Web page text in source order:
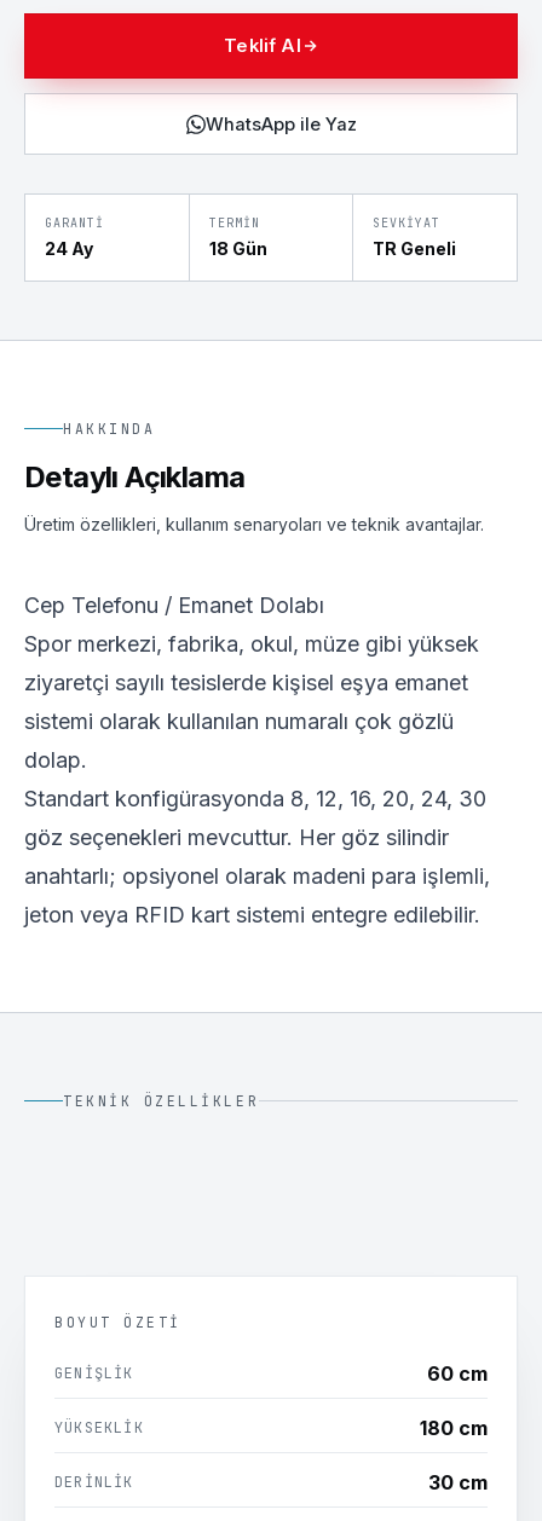
Teklif Al
WhatsApp ile Yaz
GARANTI
24 Ay
TERMIN
18 Gün
SEVKIYAT
TR Geneli
HAKKINDA
Detaylı Açıklama
Üretim özellikleri, kullanım senaryoları ve teknik avantajlar.
Cep Telefonu / Emanet Dolabı
Spor merkezi, fabrika, okul, müze gibi yüksek
ziyaretçi sayılı tesislerde kişisel eşya emanet
sistemi olarak kullanılan numaralı çok gözlü
dolap.
Standart konfigürasyonda 8, 12, 16, 20, 24, 30
göz seçenekleri mevcuttur. Her göz silindir
anahtarlı; opsiyonel olarak madeni para işlemli,
jeton veya RFID kart sistemi entegre edilebilir.
TEKNIK ÖZELLIKLER
BOYUT ÖZETI
GENIŞLIK 60 cm
YÜKSEKLIK 180 cm
DERINLIK 30 cm